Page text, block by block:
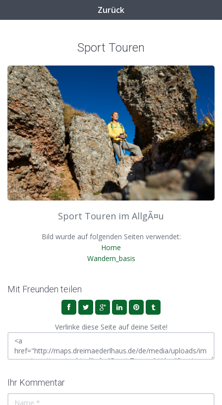
Zurück
Sport Touren
Sport Touren im AllgÃ¤u
Bild wurde auf folgenden Seiten verwendet:
Home
Wandern_basis
Mit Freunden teilen
Verlinke diese Seite auf deine Seite!
Ihr Kommentar